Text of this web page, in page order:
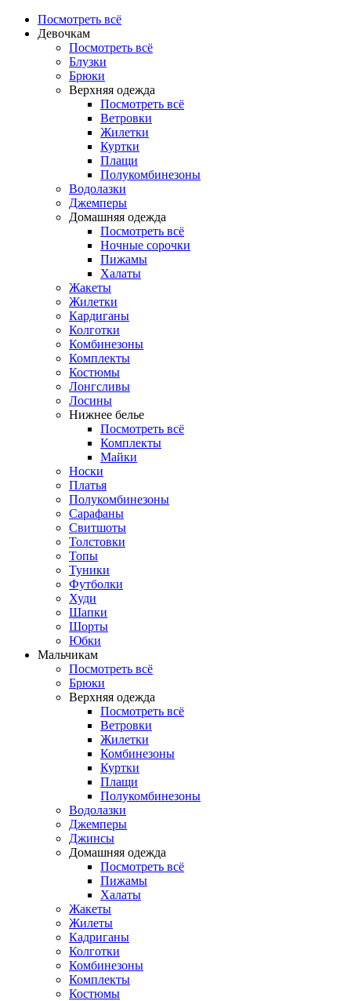
Посмотреть всё
Девочкам
Посмотреть всё
Блузки
Брюки
Верхняя одежда
Посмотреть всё
Ветровки
Жилетки
Куртки
Плащи
Полукомбинезоны
Водолазки
Джемперы
Домашняя одежда
Посмотреть всё
Ночные сорочки
Пижамы
Халаты
Жакеты
Жилетки
Кардиганы
Колготки
Комбинезоны
Комплекты
Костюмы
Лонгсливы
Лосины
Нижнее белье
Посмотреть всё
Комплекты
Майки
Носки
Платья
Полукомбинезоны
Сарафаны
Свитшоты
Толстовки
Топы
Туники
Футболки
Худи
Шапки
Шорты
Юбки
Мальчикам
Посмотреть всё
Брюки
Верхняя одежда
Посмотреть всё
Ветровки
Жилетки
Комбинезоны
Куртки
Плащи
Полукомбинезоны
Водолазки
Джемперы
Джинсы
Домашняя одежда
Посмотреть всё
Пижамы
Халаты
Жакеты
Жилеты
Кадриганы
Колготки
Комбинезоны
Комплекты
Костюмы